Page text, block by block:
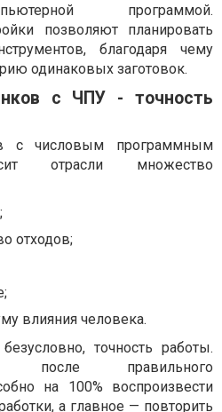
программой.
позволяют планировать
благодаря чему
одинаковых заготовок.
с ЧПУ - точность
с числовым программным
отрасли множество
отходов;
влияния человека.
точность работы.
после правильного
на 100% воспроизвести
а главное — повторить